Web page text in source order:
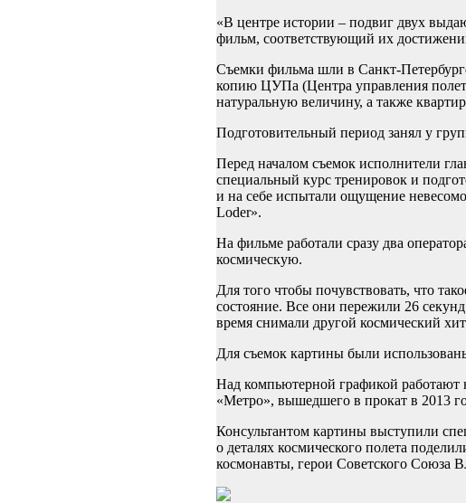
«В центре истории – подвиг двух
фильм, соответствующий их
Съемки фильма шли в Санкт-
копию ЦУПа (Центра управления
натуральную величину, а также
Подготовительный период занял у
Перед началом съемок
специальный курс тренировок и
и на себе испытали ощущение
Loder».
На фильме работали сразу два
космическую.
Для того чтобы почувствовать, что
состояние. Все они пережили 26
время снимали другой космический
Для съемок картины были
Над компьютерной графикой работают
«Метро», вышедшего в прокат в 2013
Консультантом картины выступили
о деталях космического полета
космонавты, герои Советского